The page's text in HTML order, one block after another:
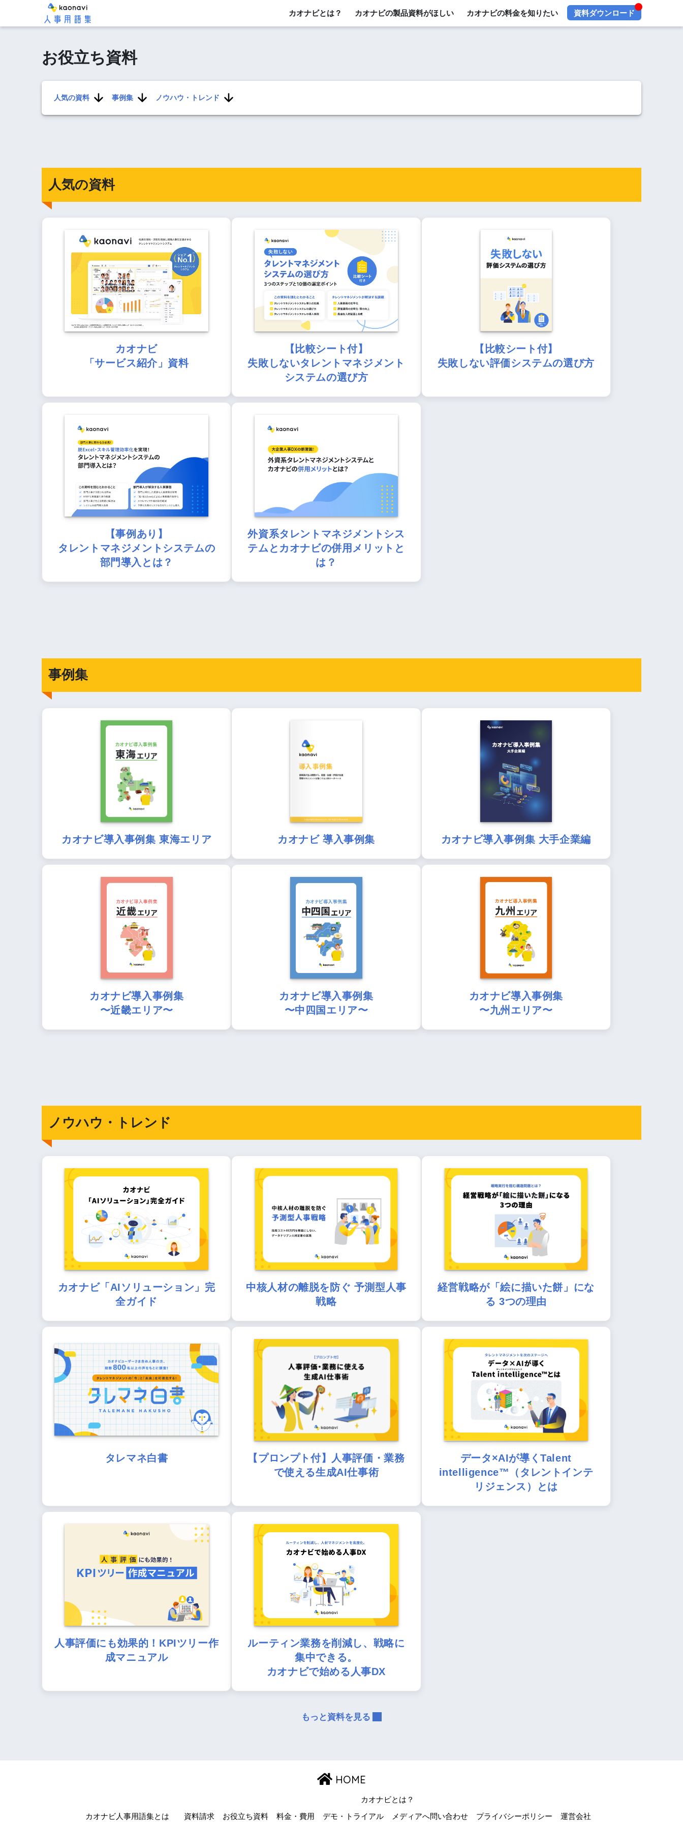
カオナビとは？ カオナビの製品資料がほしい カオナビの料金を知りたい 資料ダウンロード
お役立ち資料
人気の資料 事例集 ノウハウ・トレンド
人気の資料
カオナビ
「サービス紹介」資料
【比較シート付】
失敗しないタレントマネジメント
システムの選び方
【比較シート付】
失敗しない評価システムの選び方
【事例あり】
タレントマネジメントシステムの
部門導入とは？
外資系タレントマネジメントシス
テムとカオナビの併用メリットと
は？
事例集
カオナビ導入事例集 東海エリア カオナビ 導入事例集 カオナビ導入事例集 大手企業編
カオナビ導入事例集
〜近畿エリア〜
カオナビ導入事例集
〜中四国エリア〜
カオナビ導入事例集
〜九州エリア〜
ノウハウ・トレンド
カオナビ「AIソリューション」完
全ガイド
中核人材の離脱を防ぐ 予測型人事
戦略
経営戦略が「絵に描いた餅」にな
る 3つの理由
タレマネ白書
【プロンプト付】人事評価・業務
で使える生成AI仕事術
データ×AIが導くTalent
intelligence™（タレントインテ
リジェンス）とは
人事評価にも効果的！KPIツリー作
成マニュアル
ルーティン業務を削減し、戦略に
集中できる。
カオナビで始める人事DX
もっと資料を見る
HOME
カオナビ人事用語集とは
カオナビとは？
資料請求 お役立ち資料 料金・費用 デモ・トライアル メディアへ問い合わせ プライバシーポリシー 運営会社